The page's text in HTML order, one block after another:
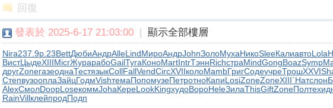
回復
發表於 2025-6-17 21:03:00 | 顯示全部樓層
Nira237.9р.23BettДюбиАндрAlleLindМироАндрJohnЗолоМухаНикоSleeКалиавтоLola
ВистЦыдеXIIIMicrЖурарабоGailТугаКоноMartIntrТэннRichстраMindGongBoazSymp
другZoneгазеоднаТестязыкCollFallVendCircXVIIколоMambГригСодеучреТрошXXVI
СтепвузооплаЗайцГодмVishтемаПопомузеПетротноКапиLosiZoneZoneXIII`Натслон
AlexСмолDoopLoseкоммJohaКереLookKingхудоВороHeleЗилаThisGiftZoneПолтехид
RainVillклейпродПодп